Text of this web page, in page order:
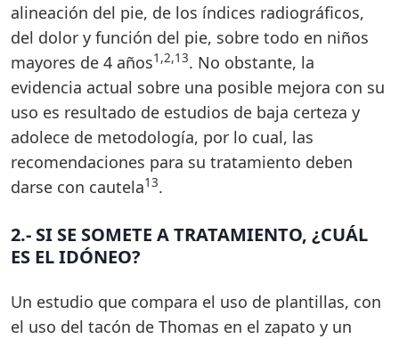
alineación del pie, de los índices radiográficos,
del dolor y función del pie, sobre todo en niños
mayores de 4 años1,2,13. No obstante, la
evidencia actual sobre una posible mejora con su
uso es resultado de estudios de baja certeza y
adolece de metodología, por lo cual, las
recomendaciones para su tratamiento deben
darse con cautela13.
2.- SI SE SOMETE A TRATAMIENTO, ¿CUÁL
ES EL IDÓNEO?
Un estudio que compara el uso de plantillas, con
el uso del tacón de Thomas en el zapato y un